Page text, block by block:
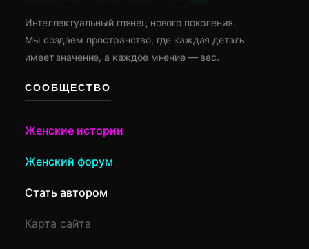
Интеллектуальный глянец нового поколения.
Мы создаем пространство, где каждая деталь
имеет значение, а каждое мнение — вес.
СООБЩЕСТВО
Женские истории
Женский форум
Стать автором
Карта сайта